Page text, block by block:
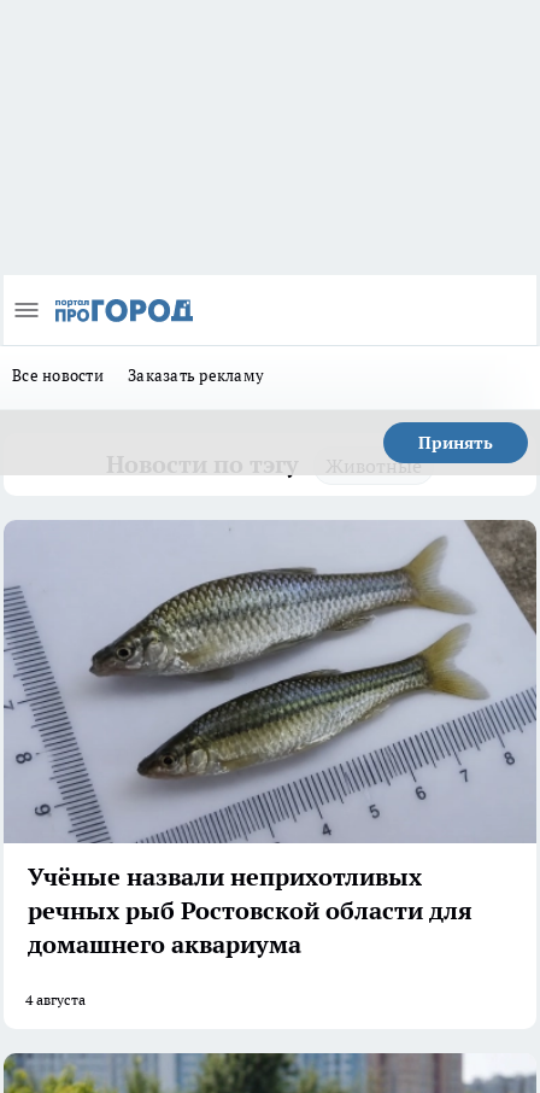
Все новости Заказать рекламу
Принять
Животные
Учёные назвали неприхотливых
речных рыб Ростовской области для
домашнего аквариума
4 августа